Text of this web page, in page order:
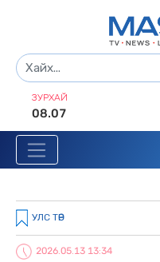
ЗУРХАЙ
08.07
УЛС ТӨР
2026.05.13 13:34